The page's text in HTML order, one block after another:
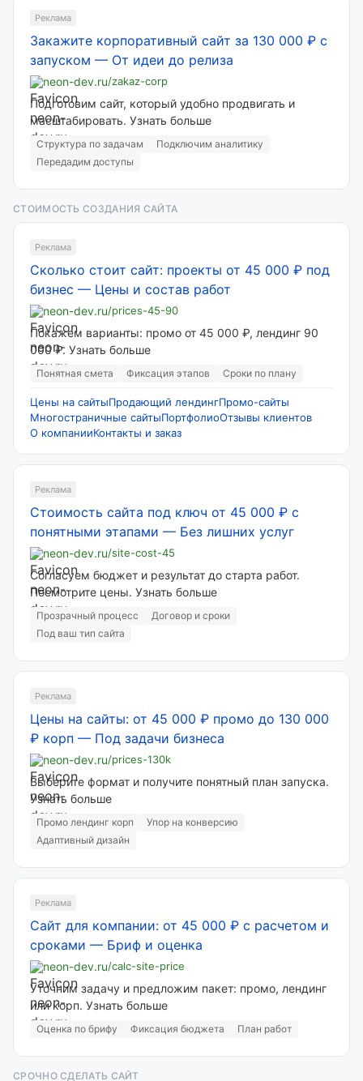
Реклама
Закажите корпоративный сайт за 130 000 ₽ с
запуском — От идеи до релиза
neon-dev.ru/zakaz-corp
Подготовим сайт, который удобно продвигать и
масштабировать. Узнать больше
Структура по задачам
Подключим аналитику
Передадим доступы
СТОИМОСТЬ СОЗДАНИЯ САЙТА
Реклама
Сколько стоит сайт: проекты от 45 000 ₽ под
бизнес — Цены и состав работ
neon-dev.ru/prices-45-90
Покажем варианты: промо от 45 000 ₽, лендинг 90
000 ₽. Узнать больше
Понятная смета Фиксация этапов Сроки по плану
Цены на сайтыПродающий лендингПромо-сайты
Многостраничные сайтыПортфолиоОтзывы клиентов
О компанииКонтакты и заказ
Реклама
Стоимость сайта под ключ от 45 000 ₽ с
понятными этапами — Без лишних услуг
neon-dev.ru/site-cost-45
Согласуем бюджет и результат до старта работ.
Посмотрите цены. Узнать больше
Прозрачный процесс
Договор и сроки
Под ваш тип сайта
Реклама
Цены на сайты: от 45 000 ₽ промо до 130 000
₽ корп — Под задачи бизнеса
neon-dev.ru/prices-130k
Выберите формат и получите понятный план запуска.
Узнать больше
Промо лендинг корп
Упор на конверсию
Адаптивный дизайн
Реклама
Сайт для компании: от 45 000 ₽ с расчетом и
сроками — Бриф и оценка
neon-dev.ru/calc-site-price
Уточним задачу и предложим пакет: промо, лендинг
или корп. Узнать больше
Оценка по брифу Фиксация бюджета План работ
СРОЧНО СДЕЛАТЬ САЙТ